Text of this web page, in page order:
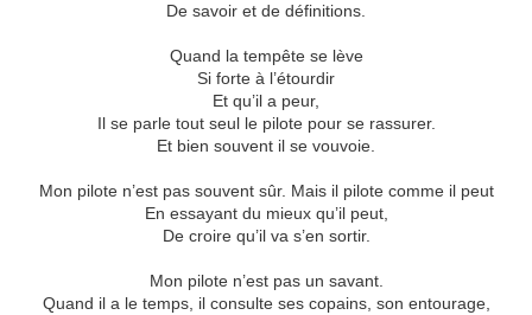
De savoir et de définitions.
Quand la tempête se lève
Si forte à l’étourdir
Et qu’il a peur,
Il se parle tout seul le pilote pour se rassurer.
Et bien souvent il se vouvoie.
Mon pilote n’est pas souvent sûr. Mais il pilote comme il peut
En essayant du mieux qu’il peut,
De croire qu’il va s’en sortir.
Mon pilote n’est pas un savant.
Quand il a le temps, il consulte ses copains, son entourage,